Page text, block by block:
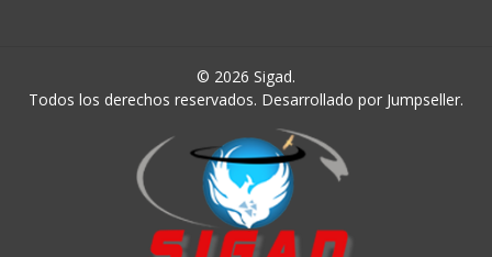
© 2026 Sigad.
Todos los derechos reservados. Desarrollado por Jumpseller.